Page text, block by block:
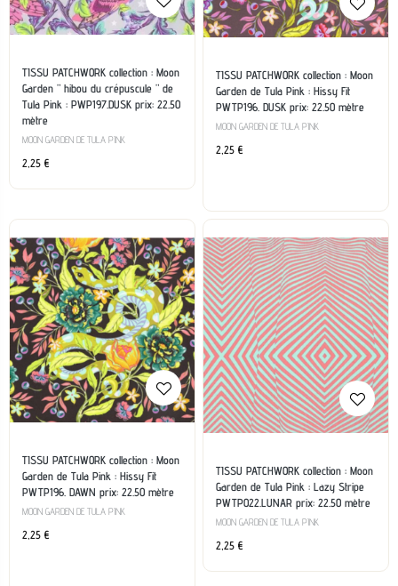
TISSU PATCHWORK collection : Moon
Garden ” hibou du crépuscule ” de
Tula Pink : PWP197.DUSK prix: 22.50
mètre
MOON GARDEN DE TULA PINK
2,25 €
TISSU PATCHWORK collection : Moon
Garden de Tula Pink : Hissy Fit
PWTP196. DUSK prix: 22.50 mètre
MOON GARDEN DE TULA PINK
2,25 €
TISSU PATCHWORK collection : Moon
Garden de Tula Pink : Hissy Fit
PWTP196. DAWN prix: 22.50 mètre
MOON GARDEN DE TULA PINK
2,25 €
TISSU PATCHWORK collection : Moon
Garden de Tula Pink : Lazy Stripe
PWTP022.LUNAR prix: 22.50 mètre
MOON GARDEN DE TULA PINK
2,25 €